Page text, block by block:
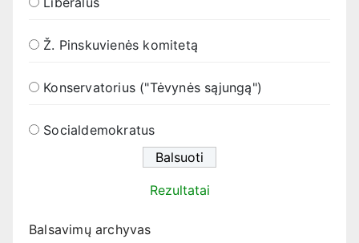
Ž. Pinskuvienės komitetą
Konservatorius ("Tėvynės sąjungą")
Socialdemokratus
Rezultatai
Balsavimų archyvas